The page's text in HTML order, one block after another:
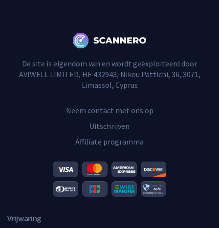
De site is eigendom van en wordt geëxploiteerd door
AVIWELL LIMITED, HE 432943, Nikou Pattichi, 36, 3071,
Limassol, Cyprus
Neem contact met ons op
Uitschrijven
Affiliate programma
Vrijwaring